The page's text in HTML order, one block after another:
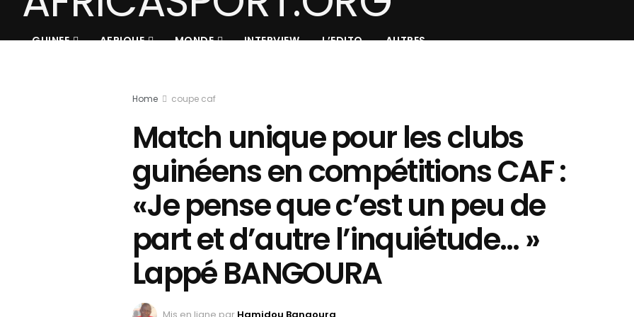
GUINEE AFRIQUE MONDE INTERVIEW L’EDITO AUTRES
Home coupe caf
Match unique pour les clubs
guinéens en compétitions CAF :
«Je pense que c’est un peu de
part et d’autre l’inquiétude… »
Lappé BANGOURA